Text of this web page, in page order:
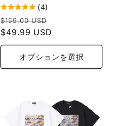
(4)
通
常
価
$159.00 USD
ル
価
格
$49.99 USD
オプションを選択